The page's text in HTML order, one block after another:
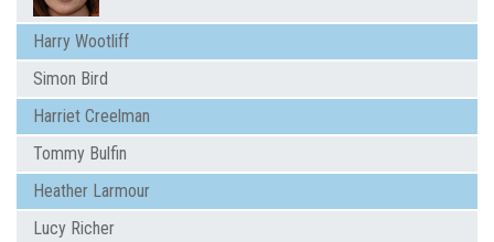
Harry Wootliff
Simon Bird
Harriet Creelman
Tommy Bulfin
Heather Larmour
Lucy Richer